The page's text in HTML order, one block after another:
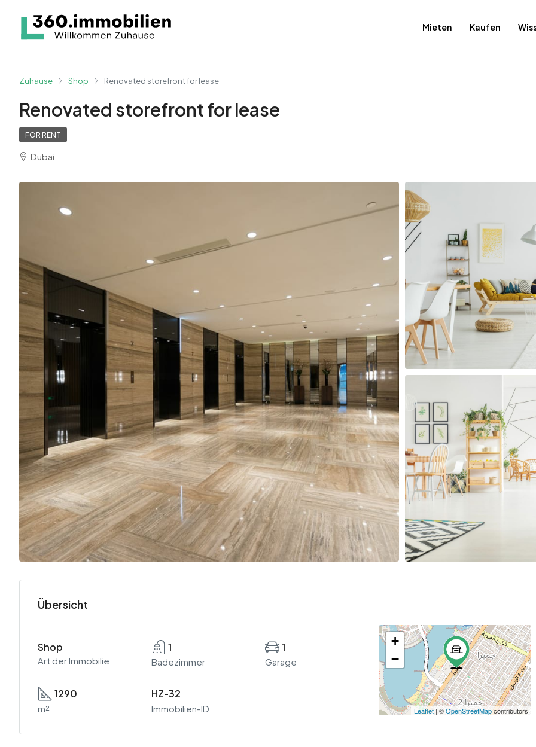
Mieten Kaufen
Zuhause Shop Renovated storefront for lease
Renovated storefront for lease
FOR RENT
Dubai
Übersicht
Shop
Art der Immobilie
1
Badezimmer
1
Garage
1290
m²
HZ-32
Immobilien-ID
+
−
Leaflet| ©OpenStreetMapcontributors